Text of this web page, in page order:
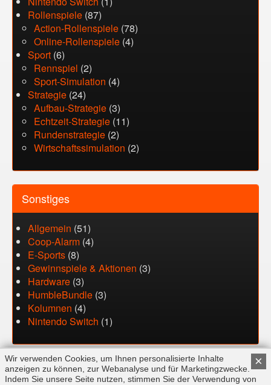
Rollenspiele (87)
Action-Rollenspiele (78)
Online-Rollenspiele (4)
Sport (6)
Rennspiel (2)
Sport-Simulation (4)
Strategie (24)
Aufbau-Strategie (3)
Echtzeit-Strategie (11)
Rundenstrategie (2)
Wirtschaftssimulation (2)
Sonstiges
Allgemein (51)
Coop-Alarm (4)
E-Sports (8)
Gewinnspiele & Aktionen (3)
Hardware (3)
HumbleBundle (3)
Kolumnen (4)
Nintendo Switch (1)
×
Wir verwenden Cookies, um Ihnen personalisierte Inhalte
anzeigen zu können, zur Webanalyse und für Marketingzwecke.
Indem Sie unsere Seite nutzen, stimmen Sie der Verwendung von